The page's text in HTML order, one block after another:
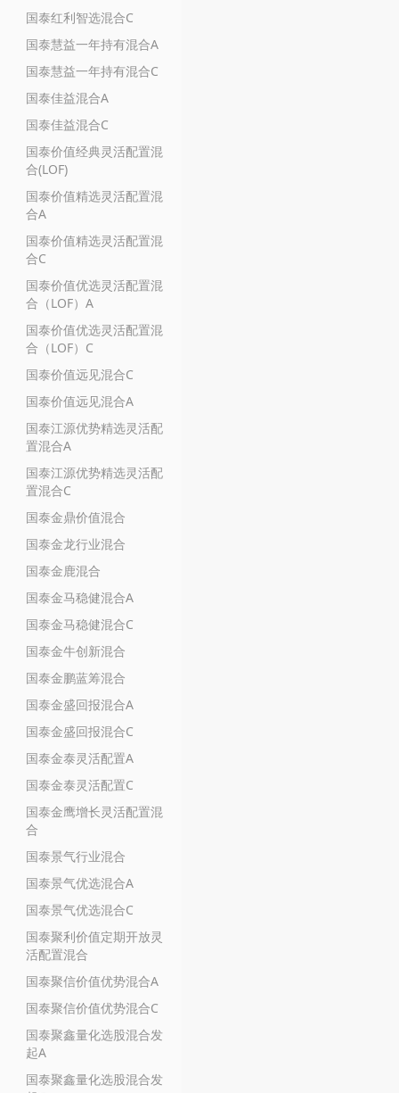
国泰红利智选混合C
国泰慧益一年持有混合A
国泰慧益一年持有混合C
国泰佳益混合A
国泰佳益混合C
国泰价值经典灵活配置混
合(LOF)
国泰价值精选灵活配置混
合A
国泰价值精选灵活配置混
合C
国泰价值优选灵活配置混
合（LOF）A
国泰价值优选灵活配置混
合（LOF）C
国泰价值远见混合C
国泰价值远见混合A
国泰江源优势精选灵活配
置混合A
国泰江源优势精选灵活配
置混合C
国泰金鼎价值混合
国泰金龙行业混合
国泰金鹿混合
国泰金马稳健混合A
国泰金马稳健混合C
国泰金牛创新混合
国泰金鹏蓝筹混合
国泰金盛回报混合A
国泰金盛回报混合C
国泰金泰灵活配置A
国泰金泰灵活配置C
国泰金鹰增长灵活配置混
合
国泰景气行业混合
国泰景气优选混合A
国泰景气优选混合C
国泰聚利价值定期开放灵
活配置混合
国泰聚信价值优势混合A
国泰聚信价值优势混合C
国泰聚鑫量化选股混合发
起A
国泰聚鑫量化选股混合发